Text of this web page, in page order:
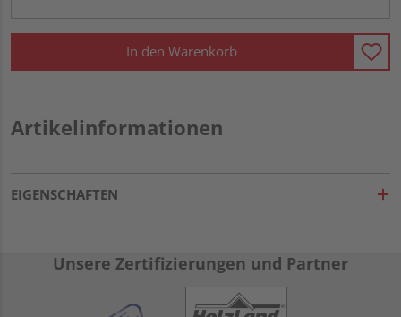
In den Warenkorb
Artikelinformationen
EIGENSCHAFTEN
Unsere Zertifizierungen und Partner